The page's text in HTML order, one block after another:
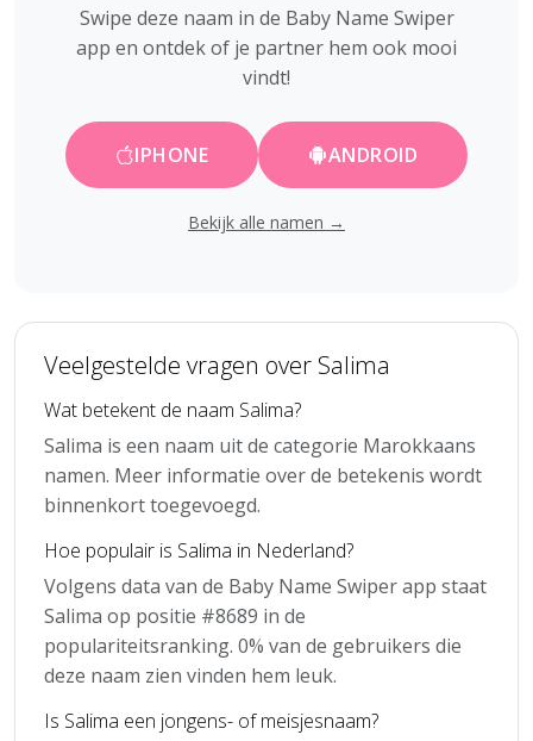
Swipe deze naam in de Baby Name Swiper
app en ontdek of je partner hem ook mooi
vindt!
IPHONE ANDROID
Bekijk alle namen →
Veelgestelde vragen over Salima
Wat betekent de naam Salima?
Salima is een naam uit de categorie Marokkaans
namen. Meer informatie over de betekenis wordt
binnenkort toegevoegd.
Hoe populair is Salima in Nederland?
Volgens data van de Baby Name Swiper app staat
Salima op positie #8689 in de
populariteitsranking. 0% van de gebruikers die
deze naam zien vinden hem leuk.
Is Salima een jongens- of meisjesnaam?